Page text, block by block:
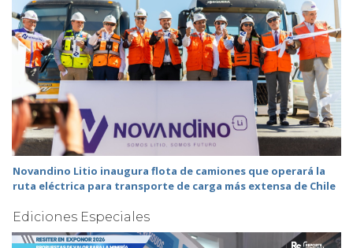
Novandino Litio inaugura flota de camiones que operará la
ruta eléctrica para transporte de carga más extensa de Chile
Ediciones Especiales